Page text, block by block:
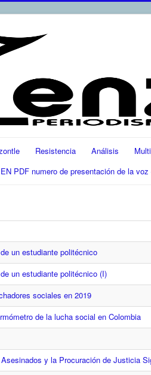
Resistencia Análisis
PDF numero de presentación de la
un estudiante politécnico
un estudiante politécnico (I)
sociales en 2019
de la lucha social en Colombia
y la Procuración de Justicia